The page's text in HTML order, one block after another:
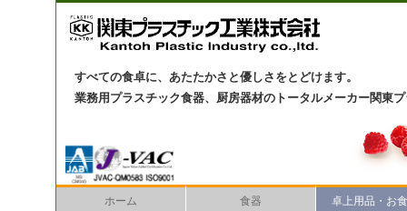
すべての食卓に、あたたかさと優しさをとどけます。
業務用プラスチック食器、厨房器材のトータルメーカー関東
ホーム 食器
卓上用品・お